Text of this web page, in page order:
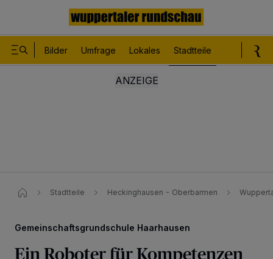
Bilder Umfrage Lokales Stadtteile
Stadtteile Heckinghausen - Oberbarmen
Gemeinschaftsgrundschule Haarhausen
Ein Roboter für Kompetenzen